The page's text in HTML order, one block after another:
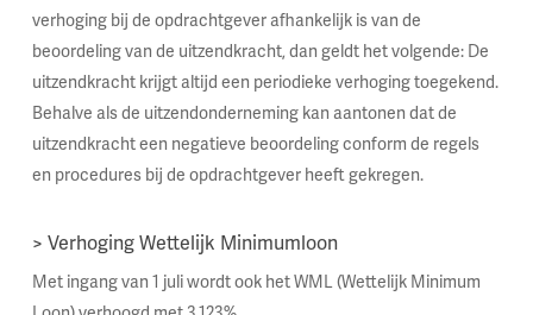
verhoging bij de opdrachtgever afhankelijk is van de
beoordeling van de uitzendkracht, dan geldt het volgende: De
uitzendkracht krijgt altijd een periodieke verhoging toegekend.
Behalve als de uitzendonderneming kan aantonen dat de
uitzendkracht een negatieve beoordeling conform de regels
en procedures bij de opdrachtgever heeft gekregen.
> Verhoging Wettelijk Minimumloon
Met ingang van 1 juli wordt ook het WML (Wettelijk Minimum